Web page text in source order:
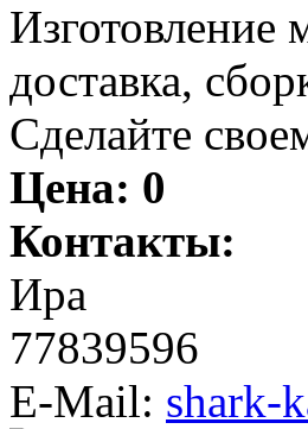
Изготовление
доставка,
Сделайте
Цена: 0
Контакты:
Ира
77839596
E-Mail: shark-